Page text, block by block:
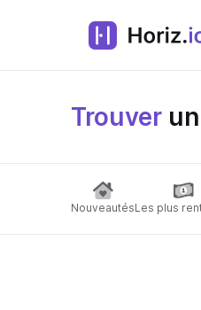
Trouver
NouveautésLes plus